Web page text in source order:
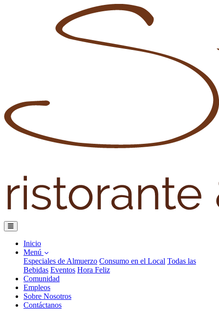
Inicio
Menú
Especiales de Almuerzo Consumo en el Local Todas las
Bebidas Eventos Hora Feliz
Comunidad
Empleos
Sobre Nosotros
Contáctanos